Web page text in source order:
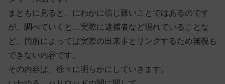
まともに見ると、にわかに信じ難いことではあるのです
が、調べていくと…実際に逮捕者など現れていることな
ど、箇所によっては実際の出来事とリンクするため無視も
できない内容です。
その内容は、徐々に明らかにしていきます。